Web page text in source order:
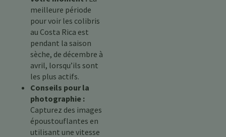
meilleure période
pour voir les colibris
au Costa Rica est
pendant la saison
sèche, de décembre à
avril, lorsqu’ils sont
les plus actifs.
Conseils pour la
photographie :
Capturez des images
époustouflantes en
utilisant une vitesse